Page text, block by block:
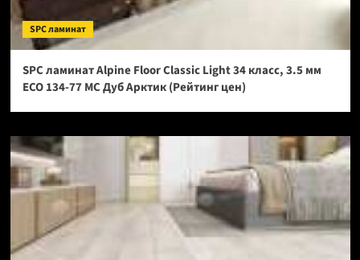
SPC ламинат
SPC ламинат Alpine Floor Classic Light 34 класс, 3.5 мм
ECO 134-77 МС Дуб Арктик (Рейтинг цен)